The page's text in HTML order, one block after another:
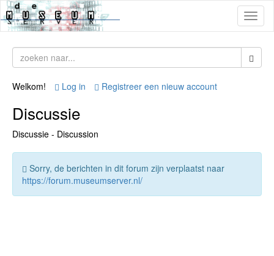
Welkom! Log in Registreer een nieuw account
Discussie
Discussie - Discussion
Sorry, de berichten in dit forum zijn verplaatst naar
https://forum.museumserver.nl/